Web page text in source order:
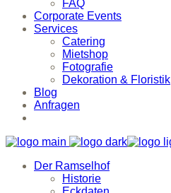
FAQ
Corporate Events
Services
Catering
Mietshop
Fotografie
Dekoration & Floristik
Blog
Anfragen
Der Ramselhof
Historie